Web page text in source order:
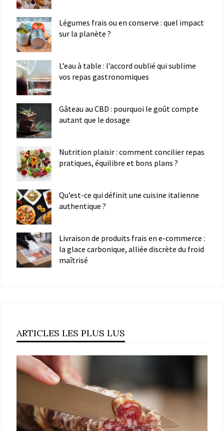
Légumes frais ou en conserve : quel impact
sur la planète ?
L’eau à table : l’accord oublié qui sublime
vos repas gastronomiques
Gâteau au CBD : pourquoi le goût compte
autant que le dosage
Nutrition plaisir : comment concilier repas
pratiques, équilibre et bons plans ?
Qu’est-ce qui définit une cuisine italienne
authentique ?
Livraison de produits frais en e-commerce :
la glace carbonique, alliée discrète du froid
maîtrisé
ARTICLES LES PLUS LUS